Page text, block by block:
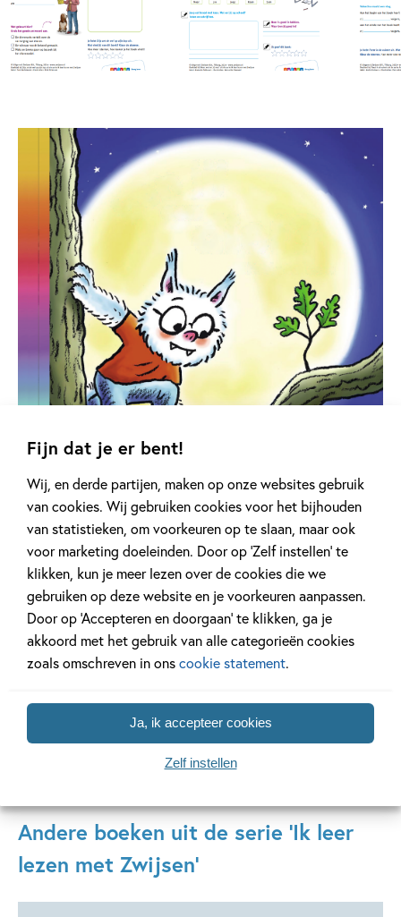
Fijn dat je er bent!
Wij, en derde partijen, maken op onze websites gebruik
van cookies. Wij gebruiken cookies voor het bijhouden
van statistieken, om voorkeuren op te slaan, maar ook
voor marketing doeleinden. Door op ‘Zelf instellen’ te
klikken, kun je meer lezen over de cookies die we
gebruiken op deze website en je voorkeuren aanpassen.
Door op ‘Accepteren en doorgaan’ te klikken, ga je
akkoord met het gebruik van alle categorieën cookies
zoals omschreven in onscookie statement.
Ja, ik accepteer cookies
Zelf instellen
Ik leer lezen met Zwijsen
Ik leer lezen met Zwijsen" is dé succesvolle serie voor
beginnende lezers. Nu met drie nieuwe titels op AVI E3 van
bekende auteurs en illustratoren. De jonge lezer zal de
personages al snel (her)kennen... en in het hart sluiten!
Lees verder
Andere boeken uit de serie 'Ik leer
lezen met Zwijsen'